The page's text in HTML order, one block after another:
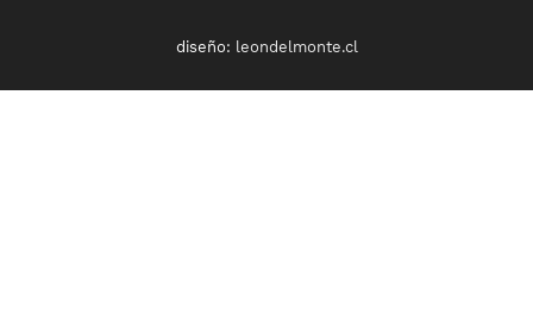
diseño: leondelmonte.cl